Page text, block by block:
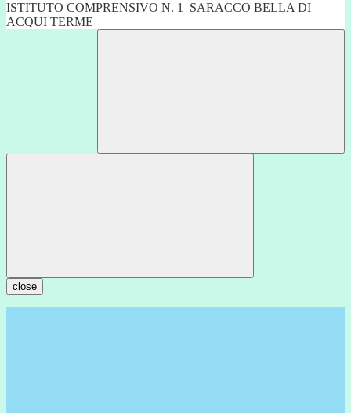
ISTITUTO COMPRENSIVO N. 1
SARACCO BELLA DI
ACQUI TERME
close